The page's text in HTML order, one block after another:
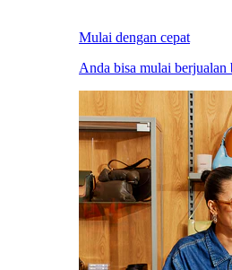
Mulai dengan cepat
Anda bisa mulai berjualan